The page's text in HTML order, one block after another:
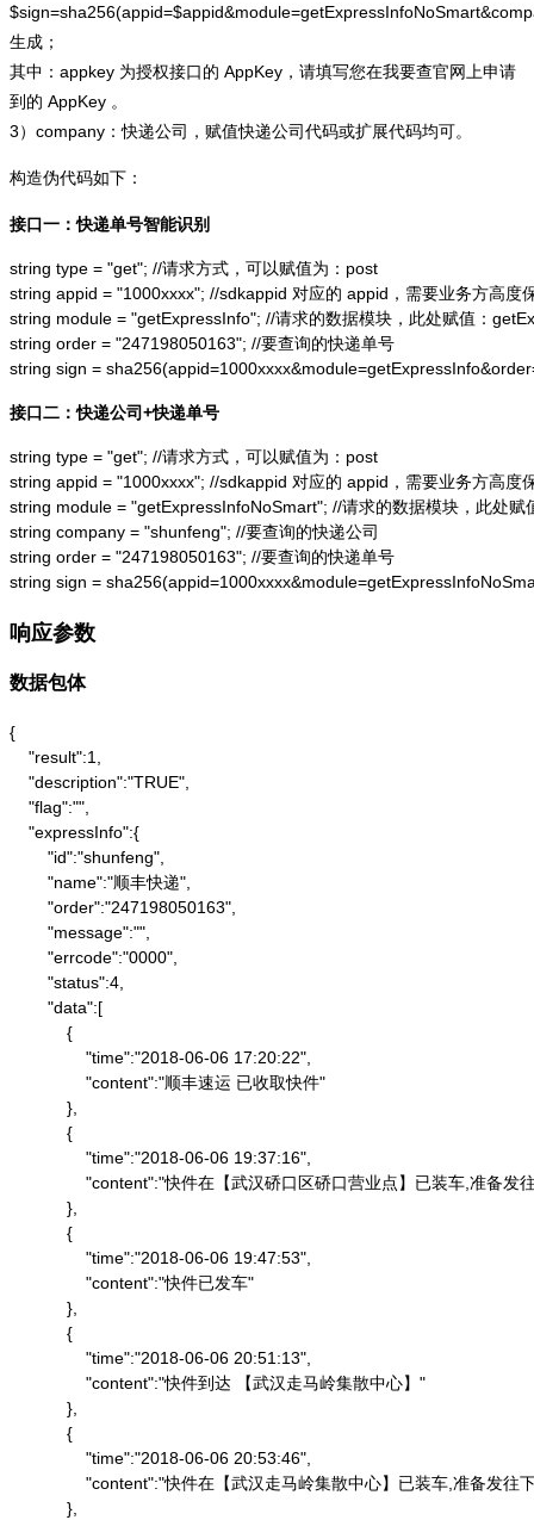
生成；
其中：appkey 为授权接口的 AppKey，请填写您在我要查官网上申请
到的 AppKey 。
3）company：快递公司，赋值快递公司代码或扩展代码均可。
构造伪代码如下：
接口一：快递单号智能识别
string type = "get"; //请求方式，可以赋值为：post
string appid = "1000xxxx"; //sdkappid 对应的 appid，需要业务方高度
string module = "getExpressInfo"; //请求的数据模块，此处赋值：
string order = "247198050163"; //要查询的快递单号
string sign =
接口二：快递公司+快递单号
string type = "get"; //请求方式，可以赋值为：post
string appid = "1000xxxx"; //sdkappid 对应的 appid，需要业务方高度
string module = "getExpressInfoNoSmart"; //请求的数据模块，此处赋
string company = "shunfeng"; //要查询的快递公司
string order = "247198050163"; //要查询的快递单号
string sign =
响应参数
数据包体
{
    "result":1,
    "description":"TRUE",
    "flag":"",
    "expressInfo":{
        "id":"shunfeng",
        "name":"顺丰快递",
        "order":"247198050163",
        "message":"",
        "errcode":"0000",
        "status":4,
        "data":[
            {
                "time":"2018-06-06 17:20:22",
                "content":"顺丰速运 已收取快件"
            },
            {
                "time":"2018-06-06 19:37:16",
"content":"快件在【武汉硚口区硚口营业点】已装车,准备
            },
            {
                "time":"2018-06-06 19:47:53",
                "content":"快件已发车"
            },
            {
                "time":"2018-06-06 20:51:13",
                "content":"快件到达 【武汉走马岭集散中心】"
            },
            {
                "time":"2018-06-06 20:53:46",
"content":"快件在【武汉走马岭集散中心】已装车,准备发往
            },